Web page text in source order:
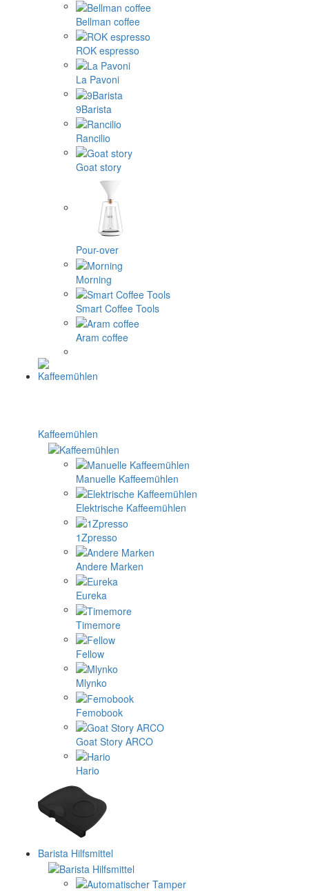
Bellman coffee
ROK espresso
La Pavoni
9Barista
Rancilio
Goat story
Pour-over
Morning
Smart Coffee Tools
Aram coffee
Kaffeemühlen
Manuelle Kaffeemühlen
Elektrische Kaffeemühlen
1Zpresso
Andere Marken
Eureka
Timemore
Fellow
Mlynko
Femobook
Goat Story ARCO
Hario
Barista Hilfsmittel